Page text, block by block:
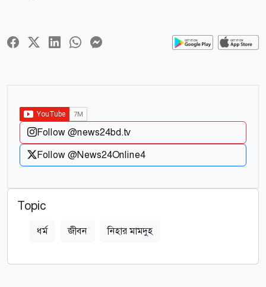
Follow @news24bd.tv
Follow @News24Online4
Topic
ধর্ম জীবন নিহার মামদুহ